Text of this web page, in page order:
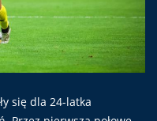
się dla 24-latka